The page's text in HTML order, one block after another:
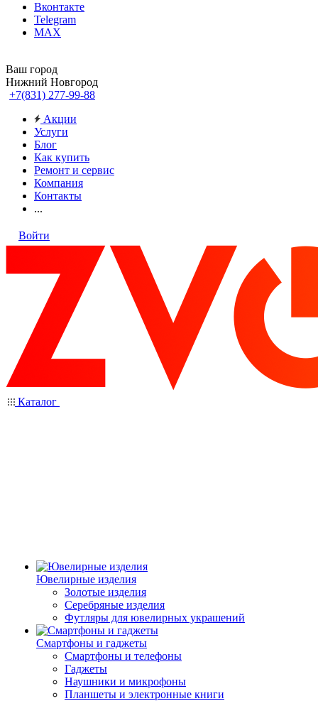
Вконтакте
Telegram
MAX
Ваш город
Нижний Новгород
+7(831) 277-99-88
Акции
Услуги
Блог
Как купить
Ремонт и сервис
Компания
Контакты
...
Войти
Каталог
Ювелирные изделия
Золотые изделия
Серебряные изделия
Футляры для ювелирных украшений
Смартфоны и гаджеты
Смартфоны и телефоны
Гаджеты
Наушники и микрофоны
Планшеты и электронные книги